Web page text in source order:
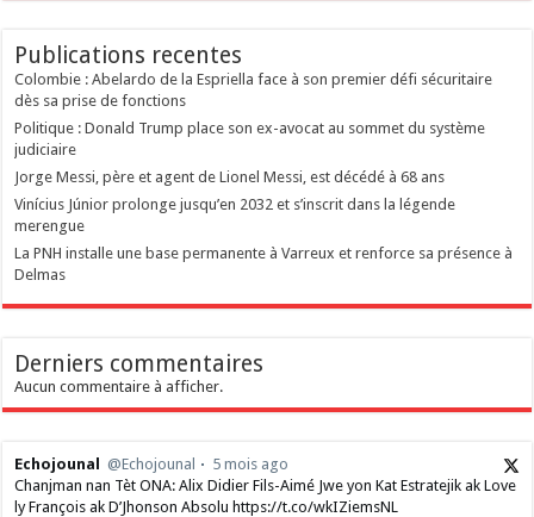
Publications recentes
Colombie : Abelardo de la Espriella face à son premier défi sécuritaire
dès sa prise de fonctions
Politique : Donald Trump place son ex-avocat au sommet du système
judiciaire
Jorge Messi, père et agent de Lionel Messi, est décédé à 68 ans
Vinícius Júnior prolonge jusqu’en 2032 et s’inscrit dans la légende
merengue
La PNH installe une base permanente à Varreux et renforce sa présence à
Delmas
Derniers commentaires
Aucun commentaire à afficher.
Echojounal @Echojounal
5 mois ago
Chanjman nan Tèt ONA: Alix Didier Fils-Aimé Jwe yon Kat Estratejik ak Love
ly François ak D’Jhonson Absolu https://t.co/wkIZiemsNL